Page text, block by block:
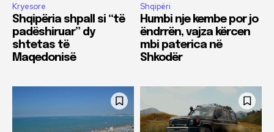
Kryesore
Shqipëria shpall si “të
padëshiruar” dy
shtetas të
Maqedonisë
Shqipëri
Humbi nje kembe por jo
ëndrrën, vajza kërcen
mbi paterica në
Shkodër